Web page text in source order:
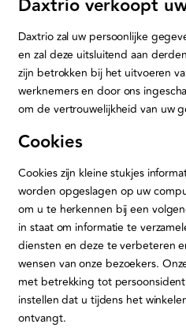
Daxtrio verkoopt
Daxtrio zal uw persoonlijke
en zal deze uitsluitend aan
zijn betrokken bij het uitvoeren
werknemers en door ons
om de vertrouwelijkheid van uw
Cookies
Cookies zijn kleine stukjes
worden opgeslagen op uw
om u te herkennen bij een
in staat om informatie te
diensten en deze te verbeteren
wensen van onze bezoekers.
met betrekking tot
instellen dat u tijdens het
ontvangt.